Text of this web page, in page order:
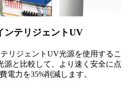
ンテリジェントUV
リジェントUV光源を使用するこ
源と比較して、より速く安全に点
電力を35%削減します。